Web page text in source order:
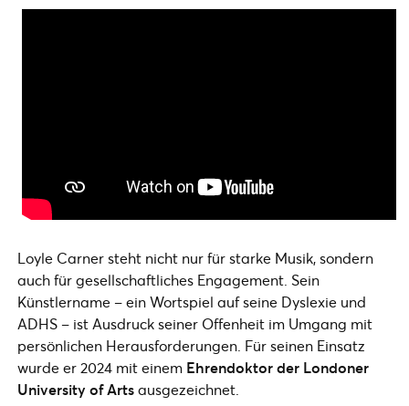
Loyle Carner steht nicht nur für starke Musik, sondern
auch für gesellschaftliches Engagement. Sein
Künstlername – ein Wortspiel auf seine Dyslexie und
ADHS – ist Ausdruck seiner Offenheit im Umgang mit
persönlichen Herausforderungen. Für seinen Einsatz
wurde er 2024 mit einem Ehrendoktor der Londoner
University of Artsausgezeichnet.